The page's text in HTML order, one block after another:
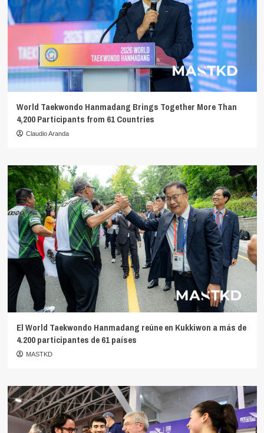
World Taekwondo Hanmadang Brings Together More Than
4,200 Participants from 61 Countries
Claudio Aranda
El World Taekwondo Hanmadang reúne en Kukkiwon a más de
4.200 participantes de 61 países
MASTKD